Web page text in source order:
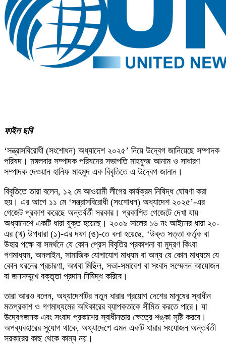
ফাইল ছবি
‘সন্ত্রাসবিরোধী (সংশোধন) অধ্যাদেশ ২০২৫’ নিয়ে উদ্বেগ জানিয়েছে সম্পাদক
পরিষদ। মঙ্গলবার সম্পাদক পরিষদের সভাপতি মাহফুজ আনাম ও সাধারণ
সম্পাদক দেওয়ান হানিফ মাহমুদ এক বিবৃতিতে এ উদ্বেগ জানান।
বিবৃতিতে তারা বলেন, ১২ মে আওয়ামী লীগের কার্যক্রম নিষিদ্ধ ঘোষণা করা
হয়। এর আগে ১১ মে ‘সন্ত্রাসবিরোধী (সংশোধন) অধ্যাদেশ ২০২৫’-এর
গেজেট প্রকাশ করেছে অন্তর্বর্তী সরকার। প্রকাশিত গেজেটে দেখা যায়
অধ্যাদেশে একটি ধারা যুক্ত হয়েছে। ২০০৯ সালের ১৬ নং আইনের ধারা ২০-
এর (খ) উপধারা (১)-এর দফা (ঙ)-তে বলা হয়েছে, ‘উক্ত সত্তা কর্তৃক বা
উহার পক্ষে বা সমর্থনে যে কোন প্রেস বিবৃতির প্রকাশনা বা মুদ্রণ কিংবা
গণমাধ্যম, অনলাইন, সামাজিক যোগাযোগ মাধ্যম বা অন্য যে কোন মাধ্যমে যে
কোন ধরনের প্রচারণা, অথবা মিছিল, সভা-সমাবেশ বা সংবাদ সম্মেলন আয়োজন
বা জনসম্মুখে বক্তৃতা প্রদান নিষিদ্ধ করিবে।
তারা আরও বলেন, অধ্যাদেশটির নতুন ধারার প্রয়োগ দেশের মানুষের স্বাধীন
মতপ্রকাশ ও গণমাধ্যমের অধিকারের ব্যাপকতাকে সীমিত করতে পারে। যা
উদ্বেগজনক এবং সংবাদ প্রকাশের স্বাধীনতার ক্ষেত্রে শঙ্কা সৃষ্টি করবে।
অপব্যবহারের সুযোগ থাকে, অধ্যাদেশে এমন একটি ধারার সংযোজন অন্তর্বতী
সরকারের কাছ থেকে কাম্য নয়।